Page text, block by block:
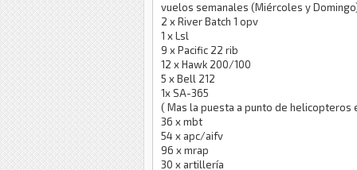
vuelos semanales (Miércoles y
2 x River Batch 1 opv
1 x Lsl
9 x Pacific 22 rib
12 x Hawk 200/100
5 x Bell 212
1x SA-365
( Mas la puesta a punto de
36 x mbt
54 x apc/aifv
96 x mrap
30 x artillería